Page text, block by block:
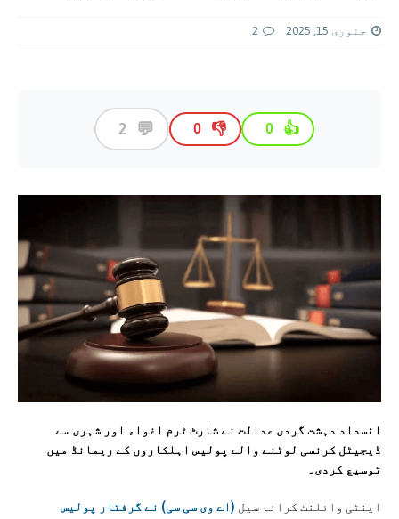
جنوری 15, 2025 2
👍
0
👎
0
💬
2
انسداد دہشت گردی عدالت نے شارٹ ٹرم اغواء اور شہری سے
ڈیجیٹل کرنسی لوٹنے والے پولیس اہلکاروں کے ریمانڈ میں
توسیع کردی۔
اینٹی وائلنٹ کرائم سیل (اے وی سی سی) نے گرفتار پولیس